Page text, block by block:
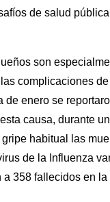
de salud
son
complicaciones
de enero se
causa, durante
habitual las
de la Influenza
a 358 fallecidos en la